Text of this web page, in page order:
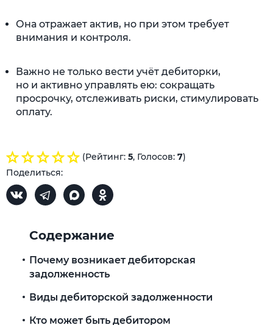
Она отражает актив, но при этом требует
внимания и контроля.
Важно не только вести учёт дебиторки,
но и активно управлять ею: сокращать
просрочку, отслеживать риски, стимулировать
оплату.
(Рейтинг: 5, Голосов: 7)
Поделиться:
Содержание
Почему возникает дебиторская
задолженность
Виды дебиторской задолженности
Кто может быть дебитором